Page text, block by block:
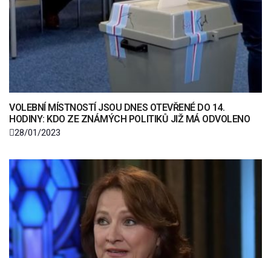
VOLEBNÍ MÍSTNOSTÍ JSOU DNES OTEVŘENÉ DO 14.
HODINY: KDO ZE ZNÁMÝCH POLITIKŮ JIŽ MÁ ODVOLENO
28/01/2023